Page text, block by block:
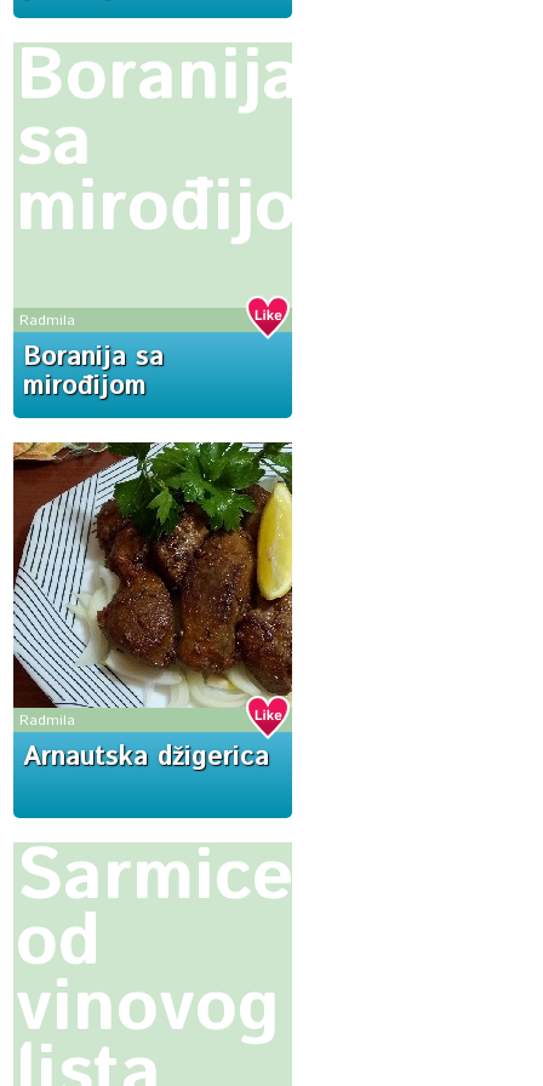
Boranija
sa
mirođijom
Radmila
Boranija sa
mirođijom
Radmila
Arnautska džigerica
Sarmice
od
vinovog